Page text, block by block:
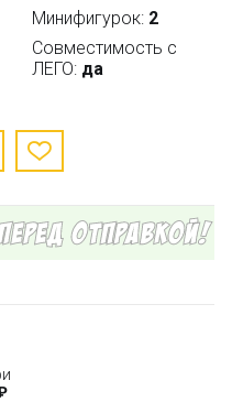
Минифигурок: 2
Совместимость с
ЛЕГО: да